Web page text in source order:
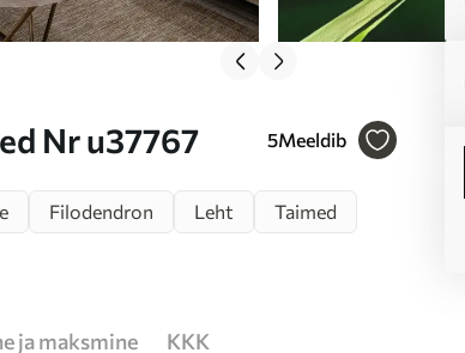
Nr u37767 5Meeldib
Filodendron Leht
Taimed
ja maksmine KKK